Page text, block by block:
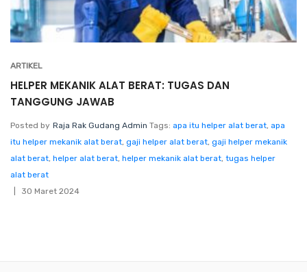
ARTIKEL
HELPER MEKANIK ALAT BERAT: TUGAS DAN
TANGGUNG JAWAB
Posted by Raja Rak Gudang Admin Tags: apa itu helper alat berat, apa
itu helper mekanik alat berat, gaji helper alat berat, gaji helper mekanik
alat berat, helper alat berat, helper mekanik alat berat, tugas helper
alat berat
30 Maret 2024